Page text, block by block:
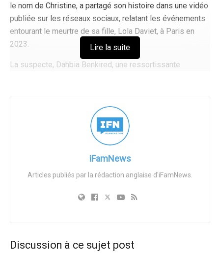
le nom de Christine, a partagé son histoire dans une vidéo
publiée sur les réseaux sociaux, relatant les événements
entourant le meurtre de sa fille, Lola Daviet, à Paris en
2023.
La suspecte, Dahbia Benkired, une ressortissante
découverte a dévasté sa famille. « Mon mari est mort de
chagrin », a-t-elle déclaré. « Il ne pouvait pas supporter la
douleur de perdre notre fille d’une manière aussi horrible.
» Les autorités françaises ont confirmé que Benkired, qui
l’attaque après que la fillette soit rentrée de l’école.
L’affaire a suscité une indignation nationale concernant les
autant empêcher des incidents similaires. « Ils viennent
chez nous, pleurent avec nous, mais rien ne change », a-t-
Lire la suite
iFamNews
Articles publiés par la rédaction anglaise d'iFamNews.
Discussion à ce sujet post